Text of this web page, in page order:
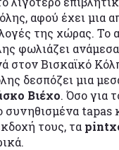
αφού έχει μια
της χώρας. Το
φωλιάζει
στον Βισκαϊκό
δεσπόζει μια
Βιέχο. Όσο για
συνηθισμένα tapas
τους, τα